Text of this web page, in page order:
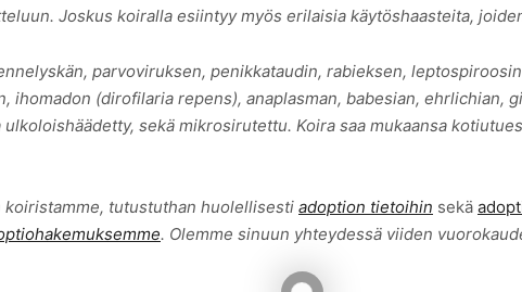
Joskus koiralla esiintyy myös erilaisia käytöshaasteita,
parvoviruksen, penikkataudin, rabieksen,
ihomadon (dirofilaria repens), anaplasman, babesian, ehrlichian,
sekä mikrosirutettu. Koira saa mukaansa
tutustuthan huolellisesti adoption tietoihin sekä
. Olemme sinuun yhteydessä viiden